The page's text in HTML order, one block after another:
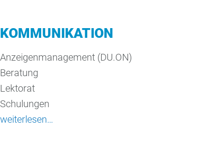
KOMMUNIKATION
Anzeigenmanagement (DU.ON)
Beratung
Lektorat
Schulungen
weiterlesen…